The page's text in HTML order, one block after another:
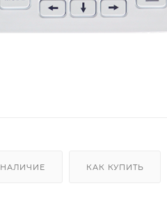
НАЛИЧИЕ КАК КУПИТЬ